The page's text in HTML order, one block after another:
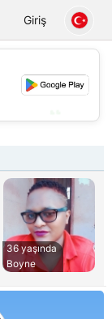
Giriş
36 yaşında
Boyne